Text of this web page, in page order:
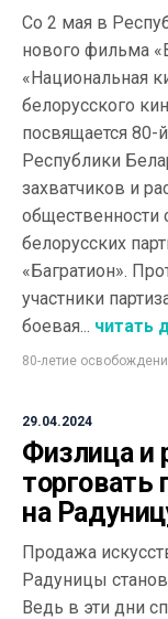
Со 2 мая в
нового фильма
«Национальная
белорусского
посвящается
Республики
захватчиков и
общественности
белорусских
«Багратион».
участники
боевая... читать
80-летие
29.04.2024
Физлица и
на
Продажа
Радуницы
Ведь в эти дни